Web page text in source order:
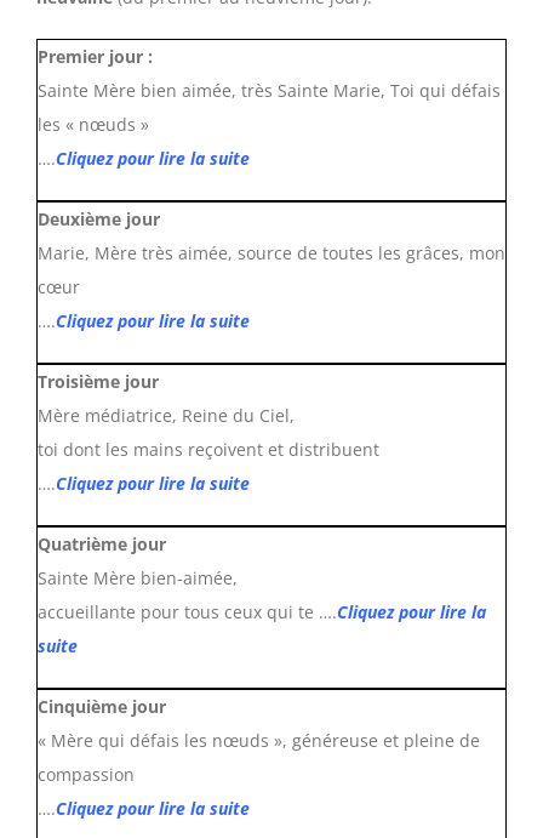
Premier jour :
Sainte Mère bien aimée, très Sainte Marie, Toi qui défais
les « nœuds »
….Cliquez pour lire la suite
Deuxième jour
Marie, Mère très aimée, source de toutes les grâces, mon
cœur
….Cliquez pour lire la suite
Troisième jour
Mère médiatrice, Reine du Ciel,
toi dont les mains reçoivent et distribuent
….Cliquez pour lire la suite
Quatrième jour
Sainte Mère bien-aimée,
accueillante pour tous ceux qui te ….Cliquez pour lire la
suite
Cinquième jour
« Mère qui défais les nœuds », généreuse et pleine de
compassion
….Cliquez pour lire la suite